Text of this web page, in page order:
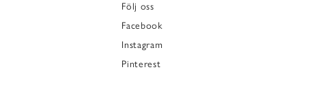
Följ oss
Facebook
Instagram
Pinterest